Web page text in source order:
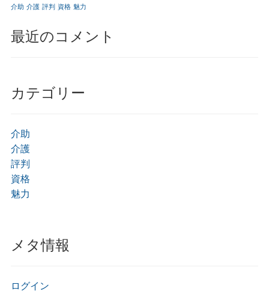
介助 介護 評判 資格 魅力
最近のコメント
カテゴリー
介助
介護
評判
資格
魅力
メタ情報
ログイン